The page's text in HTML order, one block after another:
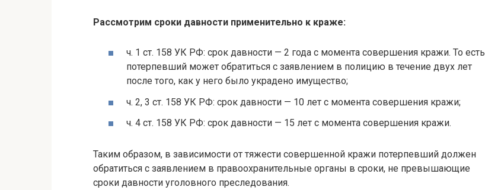
Рассмотрим сроки давности применительно к краже:
ч. 1 ст. 158 УК РФ: срок давности — 2 года с момента совершения кражи. То есть
потерпевший может обратиться с заявлением в полицию в течение двух лет
после того, как у него было украдено имущество;
ч. 2, 3 ст. 158 УК РФ: срок давности — 10 лет с момента совершения кражи;
ч. 4 ст. 158 УК РФ: срок давности — 15 лет с момента совершения кражи.
Таким образом, в зависимости от тяжести совершенной кражи потерпевший должен
обратиться с заявлением в правоохранительные органы в сроки, не превышающие
сроки давности уголовного преследования.